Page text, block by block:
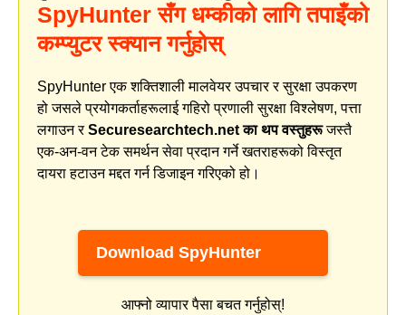
SpyHunter सँग धम्कीको लागि तपाइँको
कम्प्युटर स्क्यान गर्नुहोस्
SpyHunter एक शक्तिशाली मालवेयर उपचार र सुरक्षा उपकरण
हो जसले प्रयोगकर्ताहरूलाई गहिरो प्रणाली सुरक्षा विश्लेषण, पत्ता
लगाउन रSecuresearchtech.net का थप वस्तुहरूजस्तै
एक-अन-वन टेक समर्थन सेवा प्रदान गर्ने खतराहरूको विस्तृत
दायरा हटाउन मद्दत गर्न डिजाइन गरिएको हो।
Download SpyHunter
आफ्नो व्यापार पैसा बचत गर्नुहोस्!